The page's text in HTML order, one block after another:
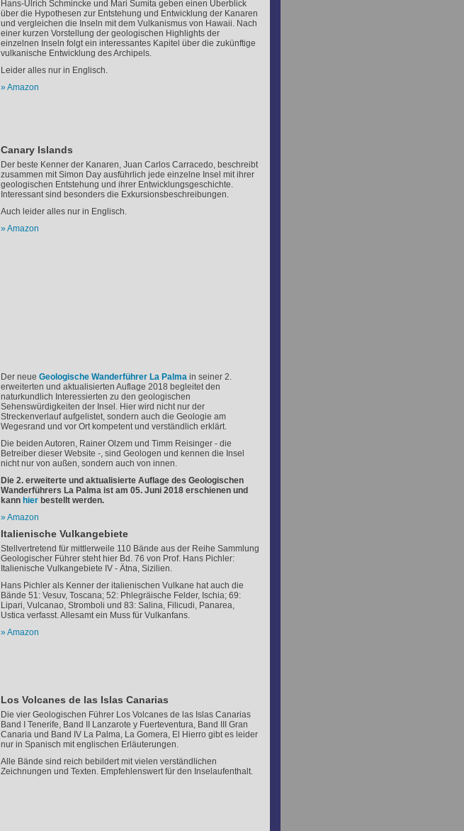
Hans-Ulrich Schmincke und Mari Sumita geben einen Überblick
über die Hypothesen zur Entstehung und Entwicklung der Kanaren
und vergleichen die Inseln mit dem Vulkanismus von Hawaii. Nach
einer kurzen Vorstellung der geologischen Highlights der
einzelnen Inseln folgt ein interessantes Kapitel über die zukünftige
vulkanische Entwicklung des Archipels.
Leider alles nur in Englisch.
Amazon
Canary Islands
Der beste Kenner der Kanaren, Juan Carlos Carracedo, beschreibt
zusammen mit Simon Day ausführlich jede einzelne Insel mit ihrer
geologischen Entstehung und ihrer Entwicklungsgeschichte.
Interessant sind besonders die Exkursionsbeschreibungen.
Auch leider alles nur in Englisch.
Amazon
Der neue Geologische Wanderführer La Palma in seiner 2.
erweiterten und aktualisierten Auflage 2018 begleitet den
naturkundlich Interessierten zu den geologischen
Sehenswürdigkeiten der Insel. Hier wird nicht nur der
Streckenverlauf aufgelistet, sondern auch die Geologie am
Wegesrand und vor Ort kompetent und verständlich erklärt.
Die beiden Autoren, Rainer Olzem und Timm Reisinger - die
Betreiber dieser Website -, sind Geologen und kennen die Insel
nicht nur von außen, sondern auch von innen.
Die 2. erweiterte und aktualisierte Auflage des Geologischen
Wanderführers La Palma ist am 05. Juni 2018 erschienen und
kann hierbestellt werden.
Amazon
Italienische Vulkangebiete
Stellvertretend für mittlerweile 110 Bände aus der Reihe Sammlung
Geologischer Führer steht hier Bd. 76 von Prof. Hans Pichler:
Italienische Vulkangebiete IV - Ätna, Sizilien.
Hans Pichler als Kenner der italienischen Vulkane hat auch die
Bände 51: Vesuv, Toscana; 52: Phlegräische Felder, Ischia; 69:
Lipari, Vulcanao, Stromboli und 83: Salina, Filicudi, Panarea,
Ustica verfasst. Allesamt ein Muss für Vulkanfans.
Amazon
Los Volcanes de las Islas Canarias
Die vier Geologischen Führer Los Volcanes de las Islas Canarias
Band I Tenerife, Band II Lanzarote y Fuerteventura, Band III Gran
Canaria und Band IV La Palma, La Gomera, El Hierro gibt es leider
nur in Spanisch mit englischen Erläuterungen.
Alle Bände sind reich bebildert mit vielen verständlichen
Zeichnungen und Texten. Empfehlenswert für den Inselaufenthalt.